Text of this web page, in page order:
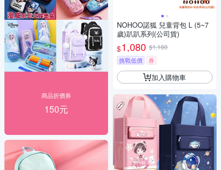
商品折價券
150元
NOHOO諾狐 兒童背包 L (5~7
歲)趴趴系列(公司貨)
$1,080 $1,180
挑戰低價
券
加入購物車